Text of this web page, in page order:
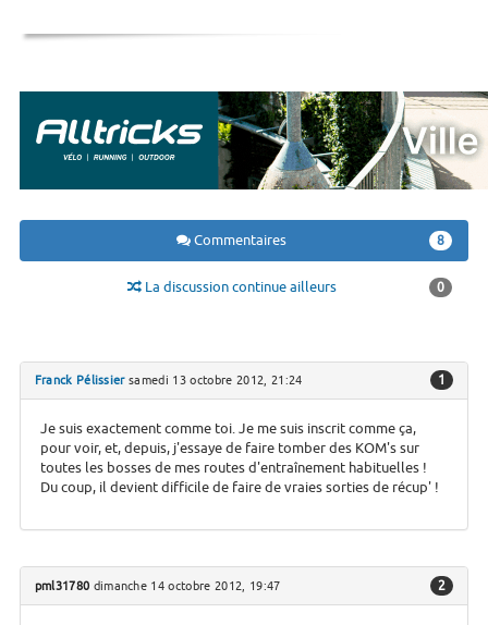
Commentaires 8
La discussion continue ailleurs 0
Franck Pélissiersamedi 13 octobre 2012, 21:24 1
Je suis exactement comme toi. Je me suis inscrit comme ça,
pour voir, et, depuis, j'essaye de faire tomber des KOM's sur
toutes les bosses de mes routes d'entraînement habituelles !
Du coup, il devient difficile de faire de vraies sorties de récup' !
pml31780 dimanche 14 octobre 2012, 19:47 2